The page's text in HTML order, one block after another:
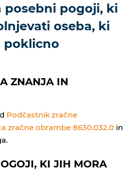
posebni pogoji, ki
oseba, ki
poklicno
ZNANJA IN
Podčastnik zračne
zračne obrambe 8630.032.0 in
KI JIH MORA